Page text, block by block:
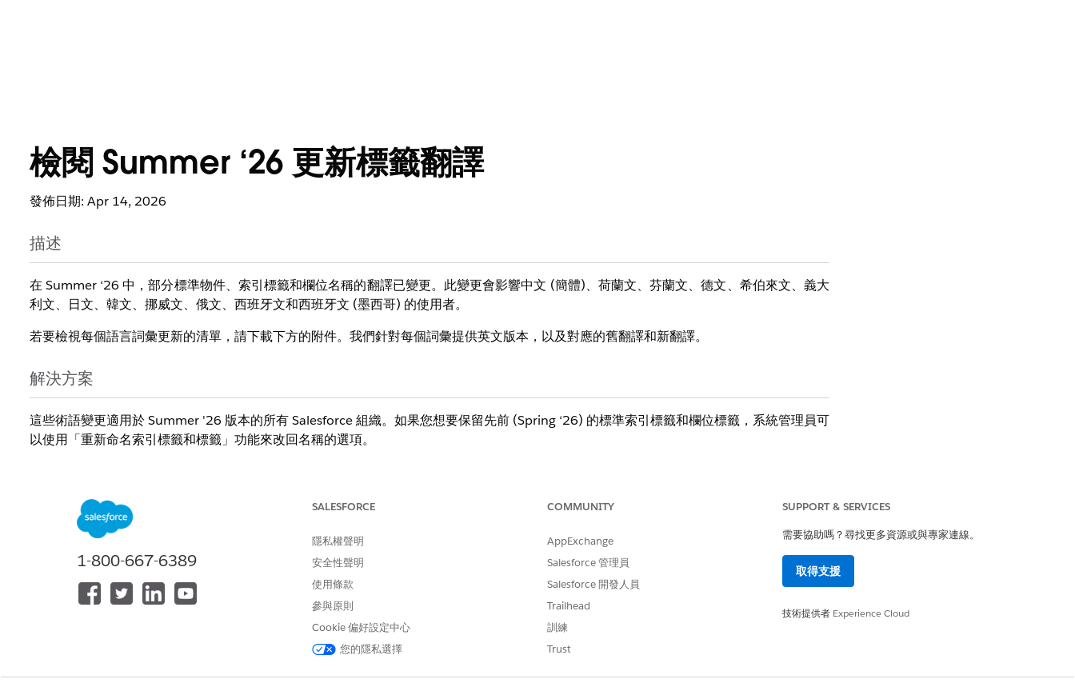
檢閱 Summer ‘26 更新標籤翻譯
發佈日期: Apr 14, 2026
描述
在 Summer ‘26 中，部分標準物件、索引標籤和欄位名稱的翻譯已變更。此變更會影響中文 (簡體)、荷蘭文、芬蘭文、德文、希伯來文、義大
利文、日文、韓文、挪威文、俄文、西班牙文和西班牙文 (墨西哥) 的使用者。
若要檢視每個語言詞彙更新的清單，請下載下方的附件。我們針對每個詞彙提供英文版本，以及對應的舊翻譯和新翻譯。
解決方案
這些術語變更適用於 Summer '26 版本的所有 Salesforce 組織。 如果您想要保留先前 (Spring ‘26) 的標準索引標籤和欄位標籤，系統管理員可
以使用「重新命名索引標籤和標籤」功能來改回名稱的選項。
重新命名物件、索引標籤和欄位標籤
重新命名索引標籤和欄位標籤的考量事項
如需有關 Salesforce 支援語言的詳細資訊，請參閱 Salesforce 說明中的「
如果您有其他問題，請連絡 Salesforce 客戶支援。
005318054
1-800-667-6389
SALESFORCE
隱私權聲明
安全性聲明
使用條款
參與原則
Cookie 偏好設定中心
您的隱私選擇
COMMUNITY
AppExchange
Salesforce 管理員
Salesforce 開發人員
Trailhead
訓練
Trust
SUPPORT & SERVICES
需要協助嗎？尋找更多資源或與專家連線。
取得支援
技術提供者 Experience Cloud